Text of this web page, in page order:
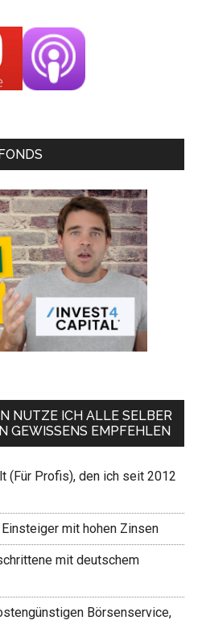
NUTZE ICH ALLE SELBER
GEWISSENS EMPFEHLEN
(Für Profis), den ich seit 2012
mit hohen Zinsen
mit deutschem
Börsenservice,